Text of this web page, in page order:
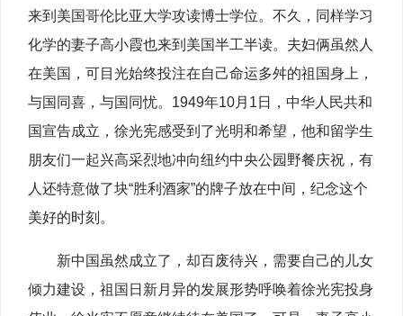
来到美国哥伦比亚大学攻读博士学位。不久，同样学习
化学的妻子高小霞也来到美国半工半读。夫妇俩虽然人
在美国，可目光始终投注在自己命运多舛的祖国身上，
与国同喜，与国同忧。1949年10月1日，中华人民共和
国宣告成立，徐光宪感受到了光明和希望，他和留学生
朋友们一起兴高采烈地冲向纽约中央公园野餐庆祝，有
人还特意做了块“胜利酒家”的牌子放在中间，纪念这个
美好的时刻。
新中国虽然成立了，却百废待兴，需要自己的儿女
倾力建设，祖国日新月异的发展形势呼唤着徐光宪投身